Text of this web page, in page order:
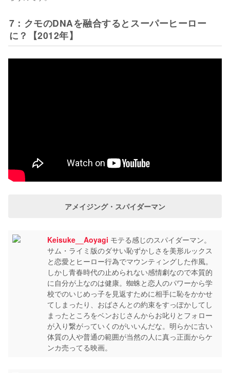
7：クモのDNAを融合するとスーパーヒーロー
に？【2012年】
アメイジング・スパイダーマン
Keisuke__Aoyagi モテる感じのスパイダーマン。
サム・ライミ版のダサい恥ずかしさを美形ルックス
と恋愛とヒーロー行為でマウンティングした作風。
しかし青春時代の止められない感情劇なので本質的
に自分が上なのは健康。蜘蛛と恋人のパワーから学
校でのいじめっ子を見返すために相手に恥をかかせ
てしまったり、おばさんとの約束をすっぽかしてし
まったところをベンおじさんからお叱りとフォロー
が入り繋がっていくのがいいんだな。明らかに古い
体質の人や普通の範囲が当然の人に真っ正面からケ
ンカ売ってる映画。